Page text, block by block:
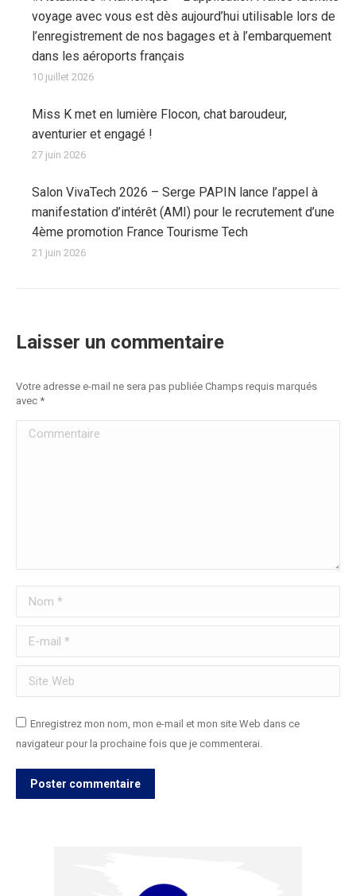
voyage avec vous est dès aujourd’hui utilisable lors de
l’enregistrement de nos bagages et à l’embarquement
dans les aéroports français
10 juillet 2026
Miss K met en lumière Flocon, chat baroudeur,
aventurier et engagé !
27 juin 2026
Salon VivaTech 2026 – Serge PAPIN lance l’appel à
manifestation d’intérêt (AMI) pour le recrutement d’une
4ème promotion France Tourisme Tech
21 juin 2026
Laisser un commentaire
Votre adresse e-mail ne sera pas publiée Champs requis marqués
avec *
Commentaire
Nom *
E-mail *
Site Web
Enregistrez mon nom, mon e-mail et mon site Web dans ce
navigateur pour la prochaine fois que je commenterai.
Poster commentaire